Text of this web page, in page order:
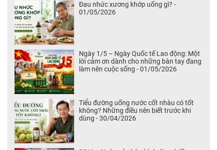
Đau nhức xương khớp uống gì? -
01/05/2026
Ngày 1/5 – Ngày Quốc tế Lao động: Một
lời cảm ơn dành cho những bàn tay đang
làm nên cuộc sống - 01/05/2026
Tiểu đường uống nước cốt nhàu có tốt
không? Những điều nên biết trước khi
dùng - 30/04/2026